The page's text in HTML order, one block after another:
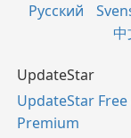
Русский
UpdateStar
UpdateStar
Premium